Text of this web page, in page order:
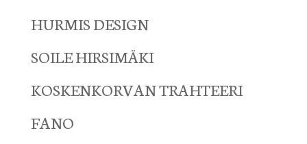
HURMIS DESIGN
SOILE HIRSIMÄKI
KOSKENKORVAN TRAHTEERI
FANO